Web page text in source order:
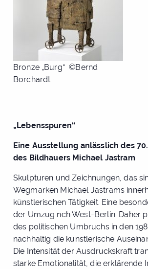
Bronze „Burg“ ©Bernd
Borchardt
„Lebensspuren“
Eine Ausstellung anlässlich des
des Bildhauers Michael Jastram
Skulpturen und Zeichnungen, das
Wegmarken Michael Jastrams
künstlerischen Tätigkeit. Eine
der Umzug nch West-Berlin. Daher
des politischen Umbruchs in den
nachhaltig die künstlerische
Die Intensität der Ausdruckskraft
starke Emotionalität, die erklärende